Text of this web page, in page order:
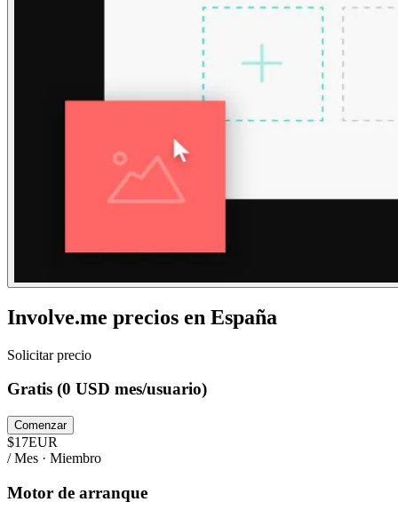
Involve.me precios en España
Solicitar precio
Gratis (0 USD mes/usuario)
Comenzar
$17EUR
/ Mes · Miembro
Motor de arranque